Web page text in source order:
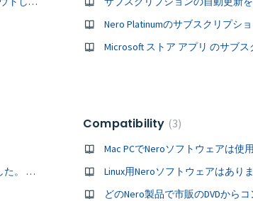
Nero Platinumのサブスクリプシ
Microsoft ストア アプリ のサブ
Neroを購入し、32または24ビットのアクティベーションコードを取得しました。 インストール後に製品のロックを解除するにはどうすればよいですか？
Compatibility 3
Mac PCでNeroソフトウェアは使
Linux用Neroソフトウェアはあり
どのNero製品で市販のDVDから